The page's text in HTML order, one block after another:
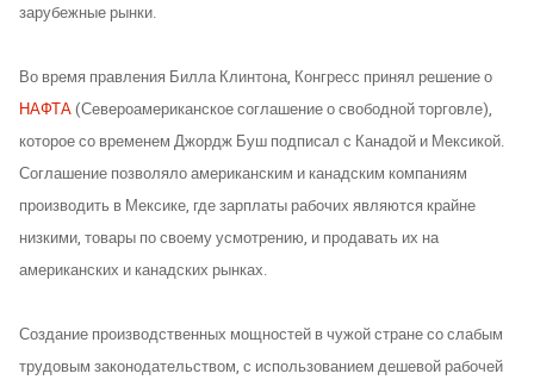
зарубежные рынки.
Во время правления Билла Клинтона, Конгресс принял решение о
НАФТА(Североамериканское соглашение о свободной торговле),
которое со временем Джордж Буш подписал с Канадой и Мексикой.
Соглашение позволяло американским и канадским компаниям
производить в Мексике, где зарплаты рабочих являются крайне
низкими, товары по своему усмотрению, и продавать их на
американских и канадских рынках.
Создание производственных мощностей в чужой стране со слабым
трудовым законодательством, с использованием дешевой рабочей